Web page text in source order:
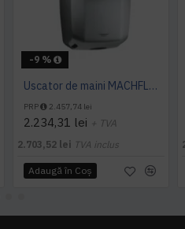
-9 %
Uscator de maini MACHFLOW, actionare cu senzor, gama ECO, Mediclinics
PRP 2.457,74 lei
2.234,31 lei + TVA
2.703,52 lei TVA inclus
Adaugă în Coş